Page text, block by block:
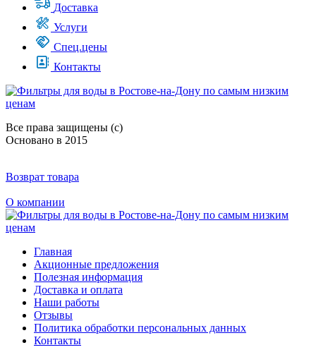
Доставка
Услуги
Спец.цены
Контакты
Все права защищены (с)
Основано в 2015
Возврат товара
О компании
Главная
Акционные предложения
Полезная информация
Доставка и оплата
Наши работы
Отзывы
Политика обработки персональных данных
Контакты